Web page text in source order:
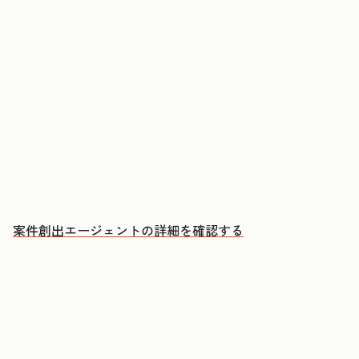
案件創出エージェントの詳細を確認する